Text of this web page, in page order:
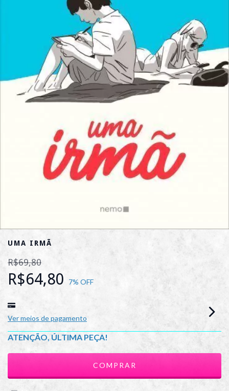
UMA IRMÃ
R$69,80
R$64,80 7% OFF
Ver meios de pagamento
ATENÇÃO, ÚLTIMA PEÇA!